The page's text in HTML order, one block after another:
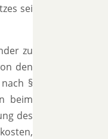
sei
zu
den
§
beim
des